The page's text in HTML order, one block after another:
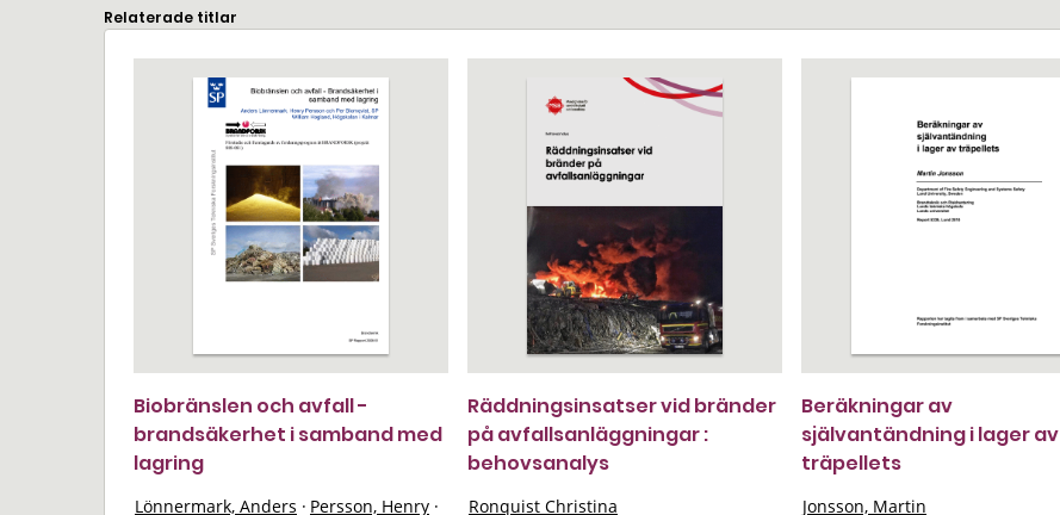
Relaterade titlar
Biobränslen och avfall -
brandsäkerhet i samband med
lagring
Lönnermark, Anders · Persson, Henry ·
Räddningsinsatser vid bränder
på avfallsanläggningar :
behovsanalys
Ronquist Christina
Beräkningar av
självantändning i lager av
träpellets
Jonsson, Martin